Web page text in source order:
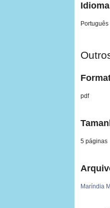
Idioma
Português
pdf
5 páginas
Maríndia